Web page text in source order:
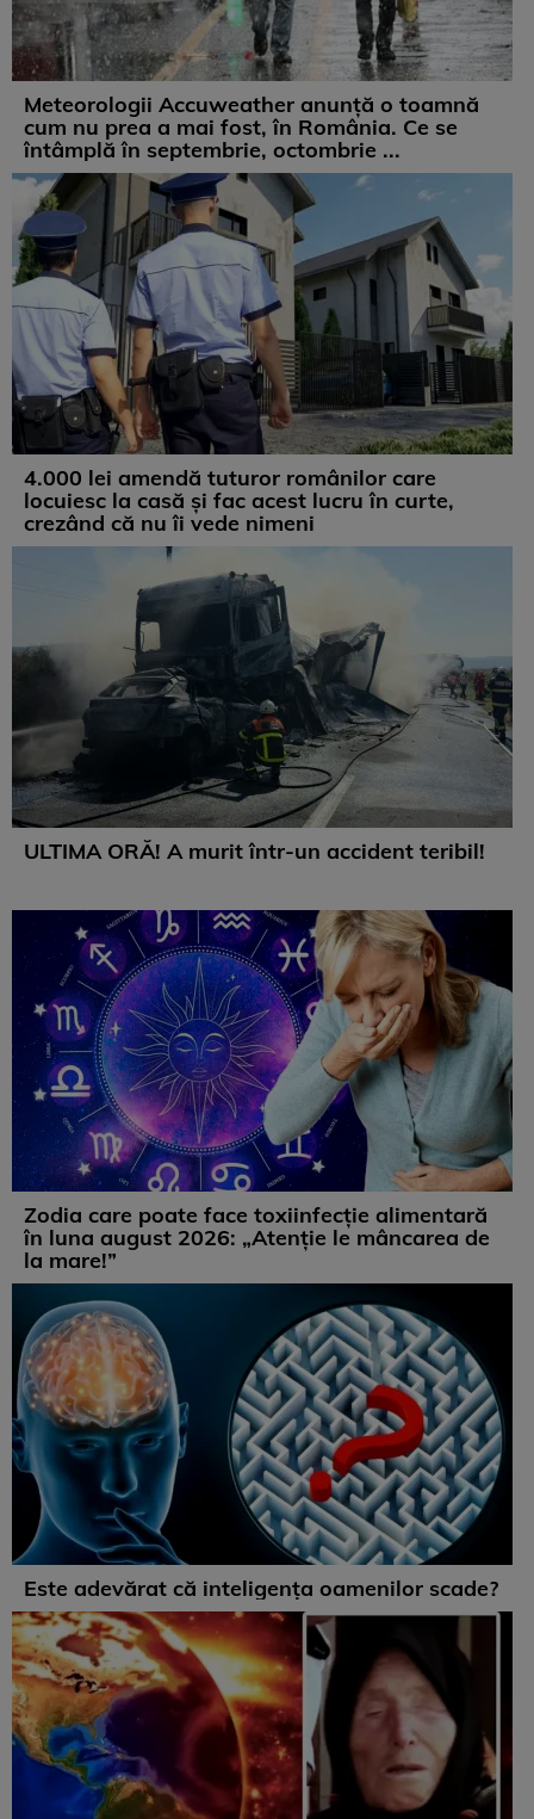
Meteorologii Accuweather anunță o toamnă
cum nu prea a mai fost, în România. Ce se
întâmplă în septembrie, octombrie ...
4.000 lei amendă tuturor românilor care
locuiesc la casă și fac acest lucru în curte,
crezând că nu îi vede nimeni
ULTIMA ORĂ! A murit într-un accident teribil!
Zodia care poate face toxiinfecție alimentară
în luna august 2026: „Atenție le mâncarea de
la mare!”
Este adevărat că inteligența oamenilor scade?